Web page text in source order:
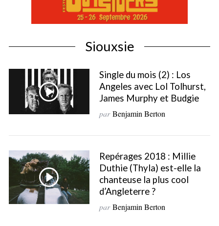
Siouxsie
Single du mois (2) : Los
Angeles avec Lol Tolhurst,
James Murphy et Budgie
par Benjamin Berton
Repérages 2018 : Millie
Duthie (Thyla) est-elle la
chanteuse la plus cool
d’Angleterre ?
par Benjamin Berton
S